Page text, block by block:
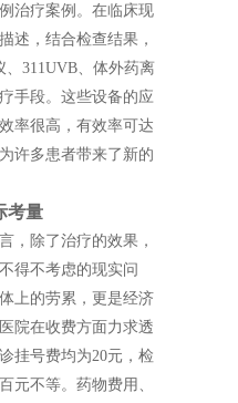
治疗案例。在临床现
述，结合检查结果，
、311UVB、体外药离
手段。这些设备的应
率很高，有效率可达
许多患者带来了新的
考量
，除了治疗的效果，
得不考虑的现实问
上的劳累，更是经济
院在收费方面力求透
挂号费均为20元，检
元不等。药物费用、